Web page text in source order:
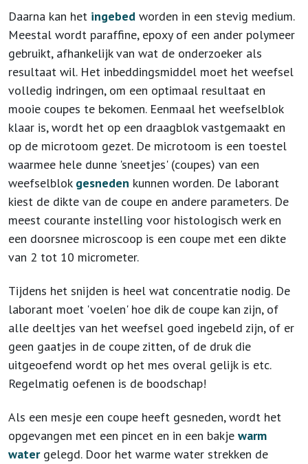
Daarna kan het ingebed worden in een stevig medium.
Meestal wordt paraffine, epoxy of een ander polymeer
gebruikt, afhankelijk van wat de onderzoeker als
resultaat wil. Het inbeddingsmiddel moet het weefsel
volledig indringen, om een optimaal resultaat en
mooie coupes te bekomen. Eenmaal het weefselblok
klaar is, wordt het op een draagblok vastgemaakt en
op de microtoom gezet. De microtoom is een toestel
waarmee hele dunne 'sneetjes' (coupes) van een
weefselblok gesneden kunnen worden. De laborant
kiest de dikte van de coupe en andere parameters. De
meest courante instelling voor histologisch werk en
een doorsnee microscoop is een coupe met een dikte
van 2 tot 10 micrometer.
Tijdens het snijden is heel wat concentratie nodig. De
laborant moet 'voelen' hoe dik de coupe kan zijn, of
alle deeltjes van het weefsel goed ingebeld zijn, of er
geen gaatjes in de coupe zitten, of de druk die
uitgeoefend wordt op het mes overal gelijk is etc.
Regelmatig oefenen is de boodschap!
Als een mesje een coupe heeft gesneden, wordt het
opgevangen met een pincet en in een bakje warm
watergelegd. Door het warme water strekken de